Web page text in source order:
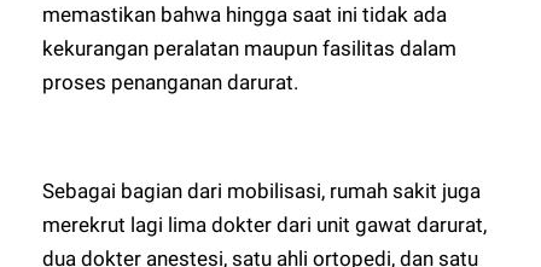
memastikan bahwa hingga saat ini tidak ada
kekurangan peralatan maupun fasilitas dalam
proses penanganan darurat.
Sebagai bagian dari mobilisasi, rumah sakit juga
merekrut lagi lima dokter dari unit gawat darurat,
dua dokter anestesi, satu ahli ortopedi, dan satu